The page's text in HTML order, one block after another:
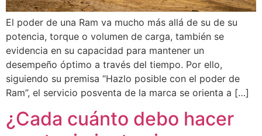
El poder de una Ram va mucho más allá de su de su
potencia, torque o volumen de carga, también se
evidencia en su capacidad para mantener un
desempeño óptimo a través del tiempo. Por ello,
siguiendo su premisa “Hazlo posible con el poder de
Ram”, el servicio posventa de la marca se orienta a […]
¿Cada cuánto debo hacer